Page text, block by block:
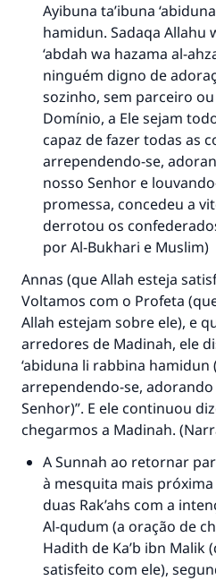
Ayibuna ta’ibuna
hamidun. Sadaqa Allahu
‘abdah wa hazama al-
ninguém digno de
sozinho, sem parceiro ou
Domínio, a Ele sejam
capaz de fazer todas as
arrependendo-se,
nosso Senhor e
promessa, concedeu a
derrotou os
por Al-Bukhari e Muslim)
Annas (que Allah esteja
Voltamos com o Profeta
Allah estejam sobre ele), e
arredores de Madinah, ele
‘abiduna li rabbina hamidun
arrependendo-se,
Senhor)”. E ele continuou
chegarmos a Madinah.
A Sunnah ao retornar
à mesquita mais
duas Rak’ahs com a
Al-qudum (a oração de
Hadith de Ka’b ibn Malik
satisfeito com ele),